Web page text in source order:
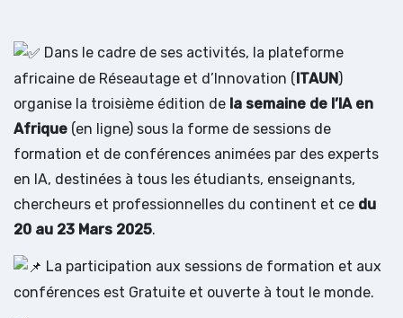
Dans le cadre de ses activités, la plateforme
africaine de Réseautage et d’Innovation (ITAUN)
organise la troisième édition de la semaine de l’IA en
Afrique (en ligne) sous la forme de sessions de
formation et de conférences animées par des experts
en IA, destinées à tous les étudiants, enseignants,
chercheurs et professionnelles du continent et ce du
20 au 23 Mars 2025.
La participation aux sessions de formation et aux
conférences est Gratuite et ouverte à tout le monde.